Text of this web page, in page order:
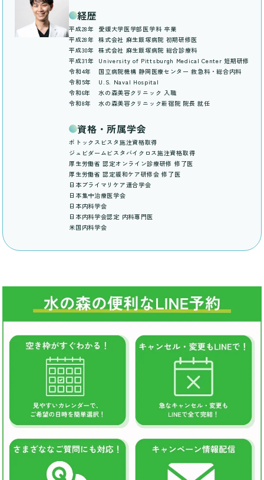
経歴
平成28年
愛媛大学医学部医学科 卒業
平成28年
株式会社 麻生飯塚病院 初期研修医
平成30年
株式会社 麻生飯塚病院 総合診療科
平成31年
University of Pittsburgh Medical Center 短期研修
令和4年
国立病院機構 静岡医療センター 救急科・総合内科
令和5年
U.S. Naval Hospital
令和6年
水の森美容クリニック 入職
令和8年
水の森美容クリニック新宿院 院長 就任
資格・所属学会
ボトックスビスタ施注資格取得
ジュビダームビスタバイクロス施注資格取得
厚生労働省 認定オンライン診療研修 修了医
厚生労働省 認定緩和ケア研修会 修了医
日本プライマリケア連合学会
日本集中治療医学会
日本内科学会
日本内科学会認定 内科専門医
米国内科学会